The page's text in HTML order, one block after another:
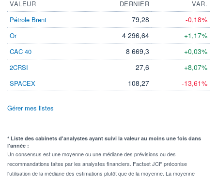
VALEUR DERNIER
VAR.
Pétrole Brent
79,28 -0,18%
Or 4 296,64 +1,17%
CAC 40 8 669,3 +0,03%
2CRSI 27,6 +8,07%
SPACEX 108,27 -13,61%
Gérer mes listes
* Liste des cabinets d'analystes ayant suivi la valeur au moins une fois dans
l'année :
Un consensus est une moyenne ou une médiane des prévisions ou des
recommandations faites par les analystes financiers. Factset JCF préconise
l'utilisation de la médiane des estimations plutôt que de la moyenne. La moyenne